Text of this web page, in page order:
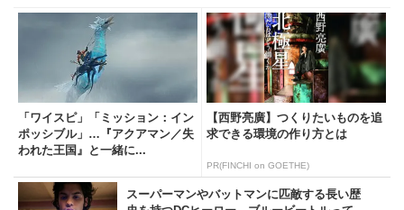
「ワイスピ」「ミッション：イン
ポッシブル」…『アクアマン／失
われた王国』と一緒に...
【西野亮廣】つくりたいものを追
求できる環境の作り方とは
PR(FINCHI on GOETHE)
スーパーマンやバットマンに匹敵する長い歴